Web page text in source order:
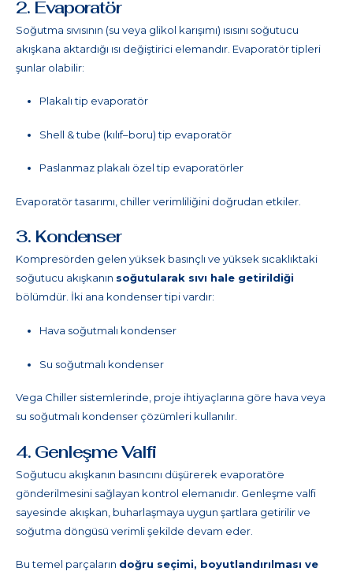
2. Evaporatör
Soğutma sıvısının (su veya glikol karışımı) ısısını soğutucu
akışkana aktardığı ısı değiştirici elemandır. Evaporatör tipleri
şunlar olabilir:
Plakalı tip evaporatör
Shell & tube (kılıf–boru) tip evaporatör
Paslanmaz plakalı özel tip evaporatörler
Evaporatör tasarımı, chiller verimliliğini doğrudan etkiler.
3. Kondenser
Kompresörden gelen yüksek basınçlı ve yüksek sıcaklıktaki
soğutucu akışkanın soğutularak sıvı hale getirildiği
bölümdür. İki ana kondenser tipi vardır:
Hava soğutmalı kondenser
Su soğutmalı kondenser
Vega Chiller sistemlerinde, proje ihtiyaçlarına göre hava veya
su soğutmalı kondenser çözümleri kullanılır.
4. Genleşme Valfi
Soğutucu akışkanın basıncını düşürerek evaporatöre
gönderilmesini sağlayan kontrol elemanıdır. Genleşme valfi
sayesinde akışkan, buharlaşmaya uygun şartlara getirilir ve
soğutma döngüsü verimli şekilde devam eder.
Bu temel parçaların doğru seçimi, boyutlandırılması ve